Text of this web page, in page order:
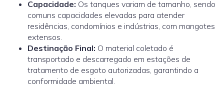
Capacidade: Os tanques variam de tamanho, sendo
comuns capacidades elevadas para atender
residências, condomínios e indústrias, com mangotes
extensos.
Destinação Final: O material coletado é
transportado e descarregado em estações de
tratamento de esgoto autorizadas, garantindo a
conformidade ambiental.